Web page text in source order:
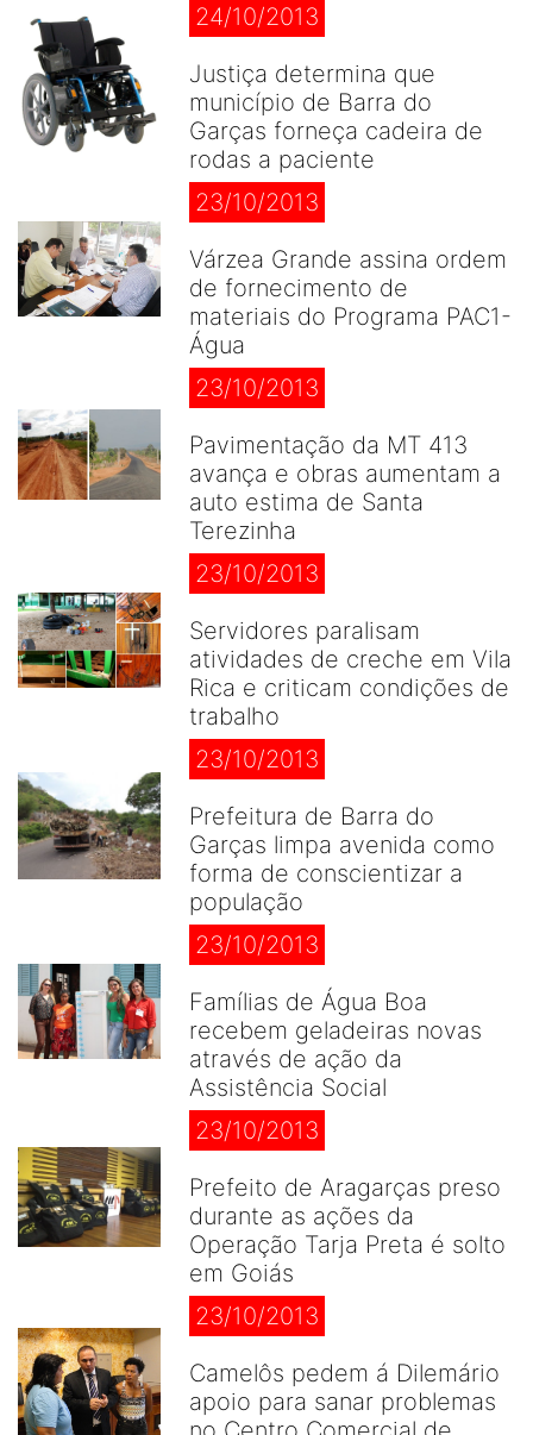
24/10/2013
Justiça determina que
município de Barra do
Garças forneça cadeira de
rodas a paciente
23/10/2013
Várzea Grande assina ordem
de fornecimento de
materiais do Programa PAC1-
Água
23/10/2013
Pavimentação da MT 413
avança e obras aumentam a
auto estima de Santa
Terezinha
23/10/2013
Servidores paralisam
atividades de creche em Vila
Rica e criticam condições de
trabalho
23/10/2013
Prefeitura de Barra do
Garças limpa avenida como
forma de conscientizar a
população
23/10/2013
Famílias de Água Boa
recebem geladeiras novas
através de ação da
Assistência Social
23/10/2013
Prefeito de Aragarças preso
durante as ações da
Operação Tarja Preta é solto
em Goiás
23/10/2013
Camelôs pedem á Dilemário
apoio para sanar problemas